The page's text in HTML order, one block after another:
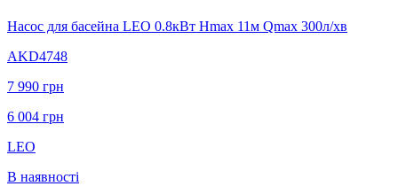
Насос для басейна LEO 0.8кВт Hmax 11м Qmax 300л/хв
AKD4748
7 990 грн
6 004 грн
LEO
В наявності